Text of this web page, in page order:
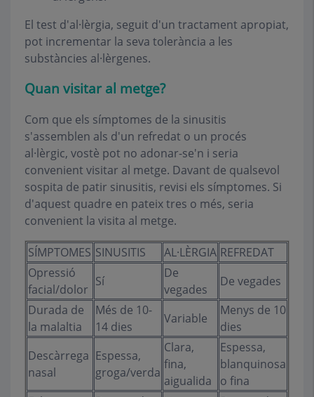
El test d'al·lèrgia, seguit d'un tractament apropiat,
pot incrementar la seva tolerància a les
substàncies al·lèrgenes.
Quan visitar al metge?
Com que els símptomes de la sinusitis
s'assemblen als d'un refredat o un procés
al·lèrgic, vostè pot no adonar-se'n i seria
convenient visitar al metge. Davant de qualsevol
sospita de patir sinusitis, revisi els símptomes. Si
d'aquest quadre en pateix tres o més, seria
convenient la visita al metge.
SÍMPTOMES SINUSITIS AL·LÈRGIA REFREDAT
Opressió
facial/dolor
Sí
De
vegades
De vegades
Durada de
la malaltia
Més de 10-
14 dies
Variable
Menys de 10
dies
Descàrrega
nasal
Espessa,
groga/verda
Clara,
fina,
aigualida
Espessa,
blanquinosa
o fina